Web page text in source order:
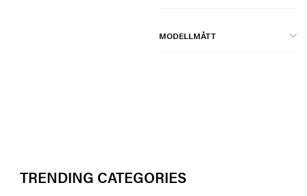
MODELLMÅTT
TRENDING CATEGORIES